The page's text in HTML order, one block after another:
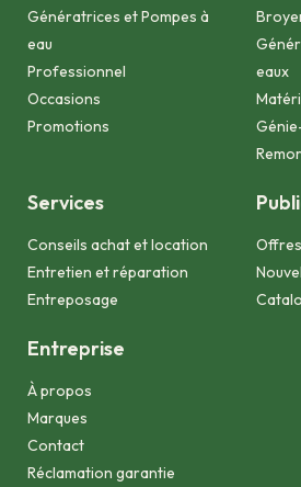
Génératrices et Pompes à
eau
Professionnel
Occasions
Promotions
eaux
Services
Conseils achat et location
Entretien et réparation
Entreposage
Entreprise
À propos
Marques
Contact
Réclamation garantie